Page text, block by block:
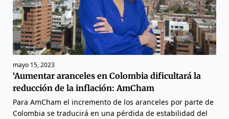
mayo 15, 2023
‘Aumentar aranceles en Colombia dificultará la
reducción de la inflación: AmCham
Para AmCham el incremento de los aranceles por parte de
Colombia se traducirá en una pérdida de estabilidad del